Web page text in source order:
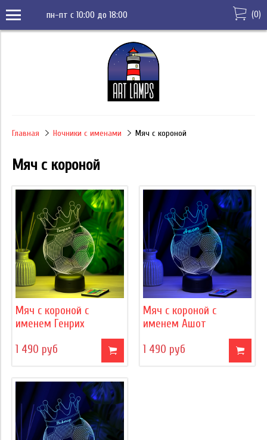
пн-пт с 10:00 до 18:00 (0)
Главная Ночники с именами Мяч с короной
Мяч с короной
Мяч с короной с
именем Генрих
1 490 руб
Мяч с короной с
именем Ашот
1 490 руб